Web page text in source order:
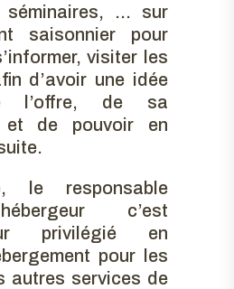
séminaires, … sur
saisonnier pour
visiter les
d’avoir une idée
l’offre, de sa
et de pouvoir en
le responsable
c’est
privilégié en
pour les
autres services de